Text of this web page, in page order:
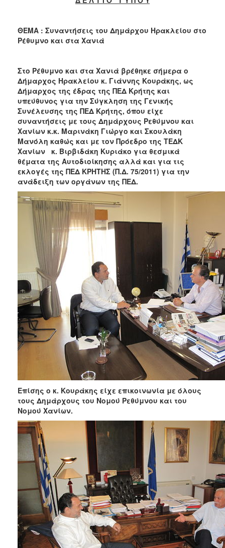
2016
2015
2012
2011
2010
2006
ΤΟΠΟΣ
ΠΟΛΙΤΙΣΜΟΣ
ΑΝΘΕΚΤΙΚΗ
ΘΕΜΑ : Συναντήσεις του Δημάρχου Ηρακλείου στο
Ρέθυμνο και στα Χανιά
Στο Ρέθυμνο και στα Χανιά βρέθηκε σήμερα ο
Δήμαρχος Ηρακλείου κ. Γιάννης Κουράκης, ως
Δήμαρχος της έδρας της ΠΕΔ Κρήτης και
υπεύθυνος για την Σύγκληση της Γενικής
Συνέλευσης της ΠΕΔ Κρήτης, όπου είχε
συναντήσεις με τους Δημάρχους Ρεθύμνου και
Χανίων κ.κ. Μαρινάκη Γιώργο και Σκουλάκη
Μανόλη καθώς και με τον Πρόεδρο της ΤΕΔΚ
Χανίων κ. Βιρβιδάκη Κυριάκο για θεσμικά
θέματα της Αυτοδιοίκησης αλλά και για τις
εκλογές της ΠΕΔ ΚΡΗΤΗΣ (Π.Δ. 75/2011) για την
ανάδειξη των οργάνων της ΠΕΔ.
Επίσης ο κ. Κουράκης είχε επικοινωνία με όλους
τους Δημάρχους του Νομού Ρεθύμνου και του
Νομού Χανίων.